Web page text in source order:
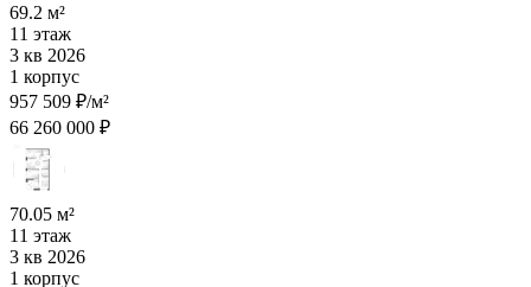
69.2 м²
11 этаж
3 кв 2026
1 корпус
957 509 ₽/м²
66 260 000 ₽
70.05 м²
11 этаж
3 кв 2026
1 корпус